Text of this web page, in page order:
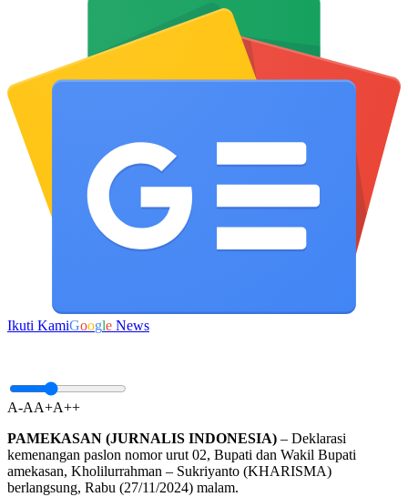
Ikuti KamiGoogle News
A-AA+A++
PAMEKASAN (JURNALIS INDONESIA) – Deklarasi
kemenangan paslon nomor urut 02, Bupati dan Wakil Bupati
amekasan, Kholilurrahman – Sukriyanto (KHARISMA)
berlangsung, Rabu (27/11/2024) malam.